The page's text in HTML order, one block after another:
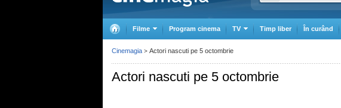
Filme Program cinema TV Timp liber În curând
Actori nascuti pe 5 octombrie
Cinemagia > Actori nascuti pe 5 octombrie